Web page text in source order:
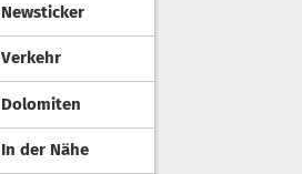
Newsticker
Verkehr
Dolomiten
In der Nähe